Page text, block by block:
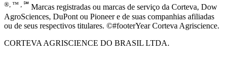
®, ™ , ℠ Marcas registradas ou marcas de serviço da Corteva, Dow
AgroSciences, DuPont ou Pioneer e de suas companhias afiliadas
ou de seus respectivos titulares. ©#footerYear Corteva Agriscience.
CORTEVA AGRISCIENCE DO BRASIL LTDA.